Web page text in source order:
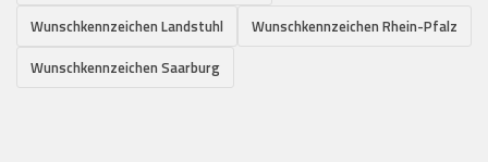
Wunschkennzeichen Landstuhl
Wunschkennzeichen Rhein-Pfalz
Wunschkennzeichen Saarburg